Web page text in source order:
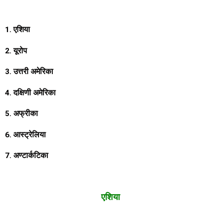
1. एशिया
2. यूरोप
3. उत्तरी अमेरिका
4. दक्षिणी अमेरिका
5. अफ्रीका
6. आस्ट्रेलिया
7. अण्टार्कटिका
एशिया